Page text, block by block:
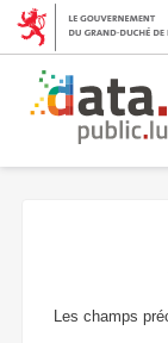
Les champs